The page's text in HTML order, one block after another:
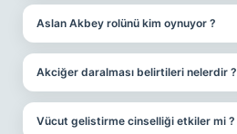
Aslan Akbey rolünü kim oynuyor ?
Akciğer daralması belirtileri nelerdir ?
Vücut gelistirme cinselliği etkiler mi ?